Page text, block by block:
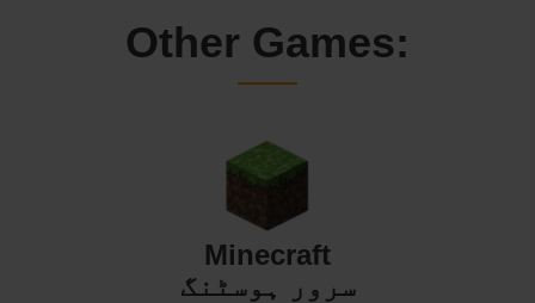
Other Games:
Minecraft
سرور ہوسٹنگ